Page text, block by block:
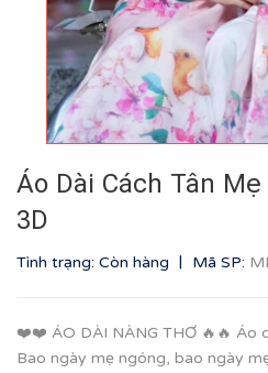
Áo Dài Cách Tân
3D
Tình trạng: Còn hàng | Mã SP:
❤️❤️ ÁO DÀI NÀNG THƠ 🔥🔥 Áo
Bao ngày mẹ ngóng, bao ngày